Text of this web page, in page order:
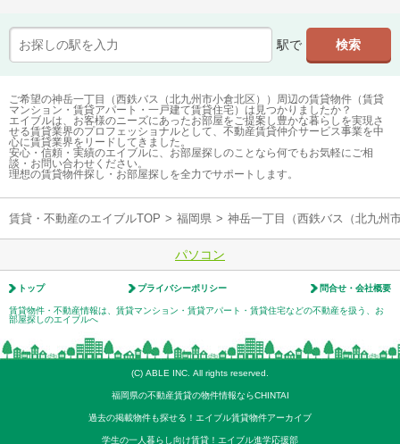
駅で
ご希望の神岳一丁目（西鉄バス（北九州市小倉北区））周辺の賃貸物件（賃貸
マンション・賃貸アパート・一戸建て賃貸住宅）は見つかりましたか？
エイブルは、お客様のニーズにあったお部屋をご提案し豊かな暮らしを実現さ
せる賃貸業界のプロフェッショナルとして、不動産賃貸仲介サービス事業を中
心に賃貸業界をリードしてきました。
安心・信頼・実績のエイブルに、お部屋探しのことなら何でもお気軽にご相
談・お問い合わせください。
理想の賃貸物件探し・お部屋探しを全力でサポートします。
賃貸・不動産のエイブルTOP > 福岡県 > 神岳一丁目（西鉄バス（北九州
パソコン
トップ プライバシーポリシー 問合せ・会社概要
賃貸物件・不動産情報は、賃貸マンション・賃貸アパート・賃貸住宅などの不動産を扱う、お
部屋探しのエイブルへ
(C) ABLE INC. All rights reserved.
福岡県の不動産賃貸の物件情報ならCHINTAI
過去の掲載物件も探せる！エイブル賃貸物件アーカイブ
学生の一人暮らし向け賃貸！エイブル進学応援部